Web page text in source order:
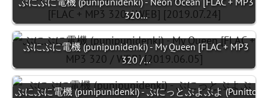
320…
ぷにぷに電機 (punipunidenki) - My Queen [FLAC + MP3
320 /…
ぷにぷに電機 (punipunidenki) - ぷにっとぷよぷよ (Punitto